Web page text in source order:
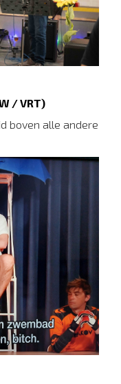
/ VRT)
boven alle andere